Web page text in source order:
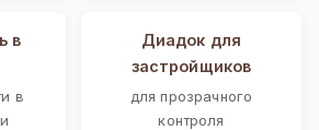
в
в
Диадок для
застройщиков
для прозрачного
контроля